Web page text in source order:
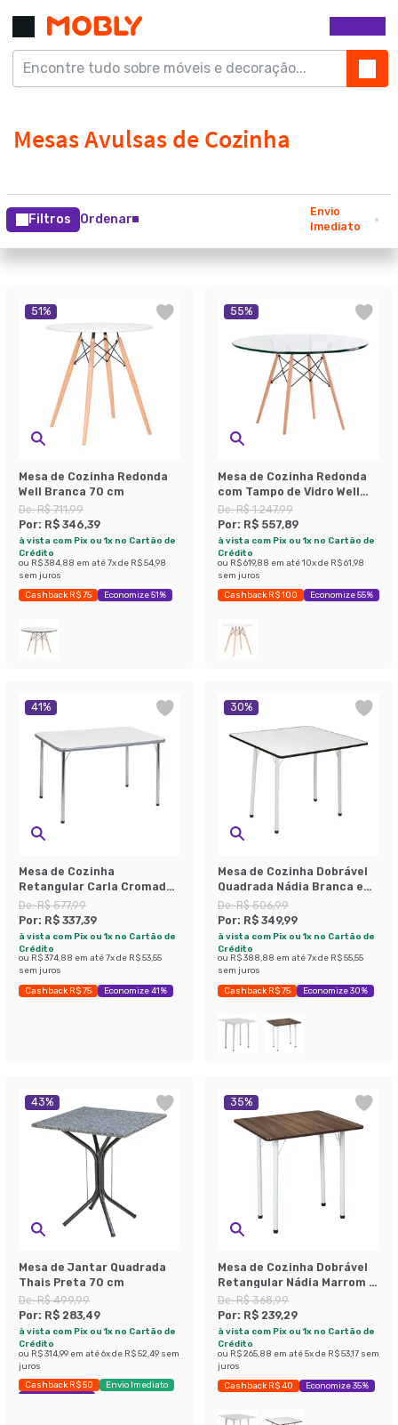
Filtros Ordenar
Envio
Imediato
51%
Mesa de Cozinha Redonda
Well Branca 70 cm
De:R$ 711,99
Por: R$ 346,39
à vista com Pix ou 1x no Cartão de
Crédito
ou R$ 384,88 em até7x de R$ 54,98
sem juros
Cashback R$ 75 Economize 51%
55%
Mesa de Cozinha Redonda
com Tampo de Vidro Well
Incolor e Natural 90 cm
De:R$ 1.247,99
Por: R$ 557,89
à vista com Pix ou 1x no Cartão de
Crédito
ou R$ 619,88 em até10x de R$ 61,98
sem juros
Cashback R$ 100 Economize 55%
41%
Mesa de Cozinha
Retangular Carla Cromada
e Branca 120 cm
De:R$ 577,99
Por: R$ 337,39
à vista com Pix ou 1x no Cartão de
Crédito
ou R$ 374,88 em até7x de R$ 53,55
sem juros
Cashback R$ 75 Economize 41%
30%
Mesa de Cozinha Dobrável
Quadrada Nádia Branca e
Preta 90 cm
De:R$ 506,99
Por: R$ 349,99
à vista com Pix ou 1x no Cartão de
Crédito
ou R$ 388,88 em até7x de R$ 55,55
sem juros
Cashback R$ 75 Economize 30%
43%
Mesa de Jantar Quadrada
Thais Preta 70 cm
De:R$ 499,99
Por: R$ 283,49
à vista com Pix ou 1x no Cartão de
Crédito
ou R$ 314,99 em até6x de R$ 52,49 sem
juros
Cashback R$ 50
Envio Imediato
Economize 43%
35%
Mesa de Cozinha Dobrável
Retangular Nádia Marrom e
Branca 72 cm
De:R$ 368,99
Por: R$ 239,29
à vista com Pix ou 1x no Cartão de
Crédito
ou R$ 265,88 em até5x de R$ 53,17 sem
juros
Cashback R$ 40 Economize 35%